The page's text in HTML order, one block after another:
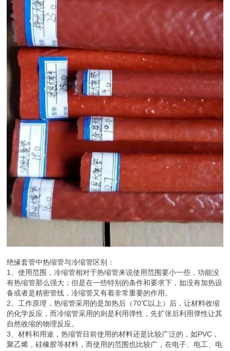
绝缘套管中热缩管与冷缩管区别：
1、使用范围，冷缩管相对于热缩管来说使用范围要小一些，功能没
有热缩管那么强大；但是在一些特别的条件和要求下，如没有加热设
备或者是精密管线，冷缩管又有着非常重要的作用。
2、工作原理，热缩管采用的是加热后（70℃以上）后，让材料收缩
的化学反应，而冷缩管采用的则是利用弹性，先扩张后利用弹性让其
自然收缩的物理反应。
3、材料和用途，热缩管目前使用的材料还是比较广泛的，如PVC，
聚乙烯，硅橡胶等材料，而使用的范围也比较广，在电子、电工、电